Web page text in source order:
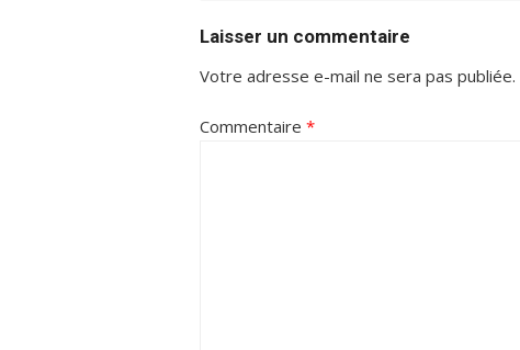
Laisser un commentaire
Votre adresse e-mail ne sera pas publiée.
Commentaire *